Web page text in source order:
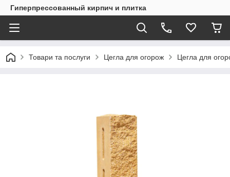
Гиперпрессованный кирпич и плитка
Товари та послуги Цегла для огорож Цегла для